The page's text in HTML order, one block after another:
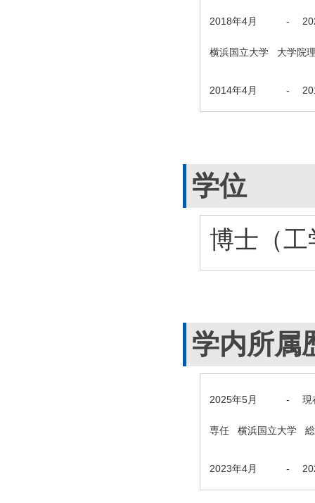
2018年4月 -
横浜国立大学 大学院
2014年4月 -
学位
博士（
学内所属
2025年5月 - 現
専任 横浜国立大学
2023年4月 -